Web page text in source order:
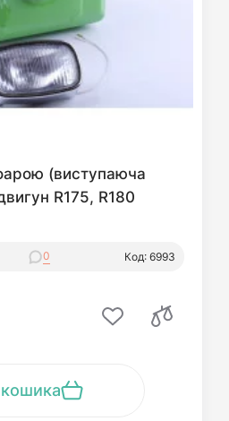
(виступаюча
R175, R180
0 Код: 6993